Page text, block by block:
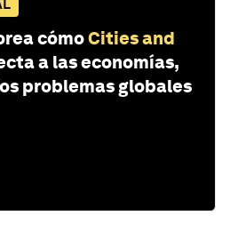
cómoCities and
a las economías,
problemas globales